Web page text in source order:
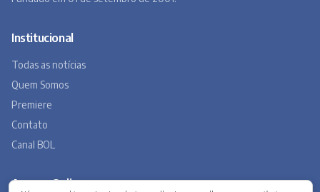
Institucional
Todas as notícias
Quem Somos
Premiere
Contato
Canal BOL
Acervo Online